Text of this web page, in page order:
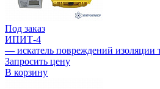
Под заказ
ИПИТ-4
— искатель повреждений изоляции
Запросить цену
В корзину